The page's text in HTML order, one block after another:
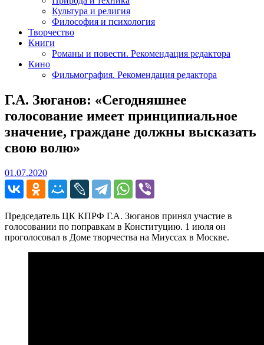
Культура и религия
Философия и психология
Творчество
Книги
Романы и повести. Рекомендация редактора
Кино
Фильмография. Рекомендация редактора
Г.А. Зюганов: «Сегодняшнее
голосование имеет принципиальное
значение, граждане должны высказать
свою волю»
01.07.202001.07.2020
Председатель ЦК КПРФ Г.А. Зюганов принял участие в
голосовании по поправкам в Конституцию. 1 июля он
проголосовал в Доме творчества на Миуссах в Москве.